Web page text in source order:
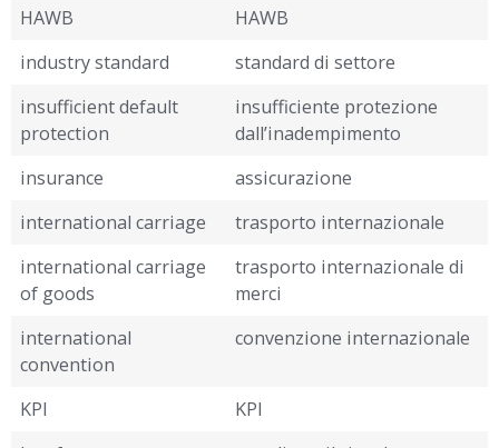
HAWB
HAWB
industry standard
standard di settore
insufficient default
protection
insufficiente protezione
dall’inadempimento
insurance
assicurazione
international carriage
trasporto internazionale
international carriage
of goods
trasporto internazionale di
merci
international
convention
convenzione internazionale
KPI
KPI